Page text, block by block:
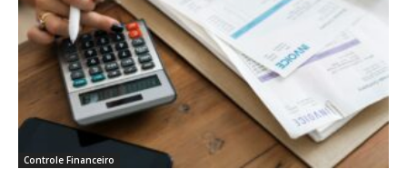
Controle Financeiro